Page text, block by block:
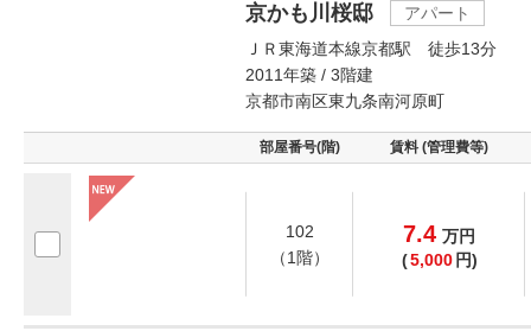
京かも川桜邸
アパート
ＪＲ東海道本線京都駅 徒歩13分
2011年築 / 3階建
京都市南区東九条南河原町
部屋番号(階) 賃料 (管理費等)
102
（1階）
7.4 万円
(5,000 円)